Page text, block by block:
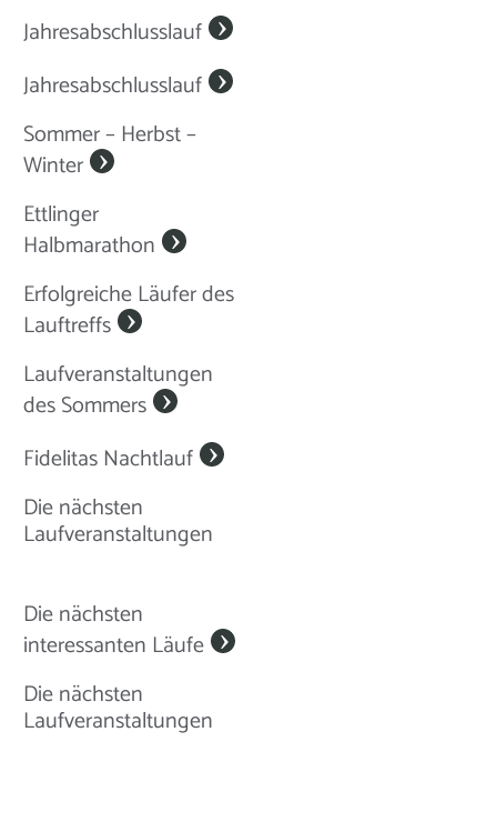
Jahresabschlusslauf
Jahresabschlusslauf
Sommer – Herbst –
Winter
Ettlinger
Halbmarathon
Erfolgreiche Läufer des
Lauftreffs
Laufveranstaltungen
des Sommers
Fidelitas Nachtlauf
Die nächsten
Laufveranstaltungen
Die nächsten
interessanten Läufe
Die nächsten
Laufveranstaltungen